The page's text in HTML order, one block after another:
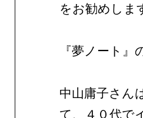
をお勧めしま
『夢ノート
中山庸子さん
て、４０代で